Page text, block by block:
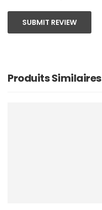
SUBMIT REVIEW
Produits Similaires